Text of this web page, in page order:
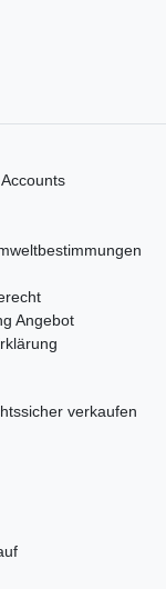
Angebot
verkaufen